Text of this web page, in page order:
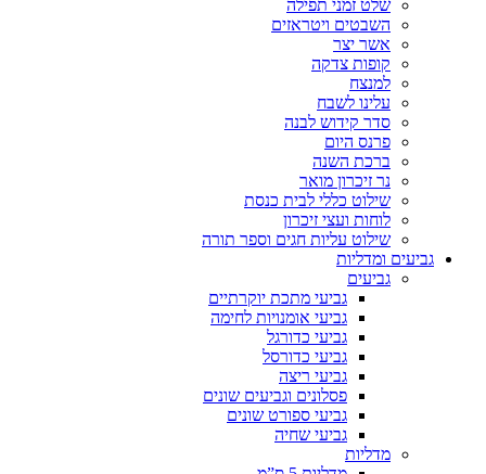
שלט זמני תפילה
השבטים ויטראזים
אשר יצר
קופות צדקה
למנצח
עלינו לשבח
סדר קידוש לבנה
פרנס היום
ברכת השנה
נר זיכרון מואר
שילוט כללי לבית כנסת
לוחות ועצי זיכרון
שילוט עליות חגים וספר תורה
גביעים ומדליות
גביעים
גביעי מתכת יוקרתיים
גביעי אומנויות לחימה
גביעי כדורגל
גביעי כדורסל
גביעי ריצה
פסלונים וגביעים שונים
גביעי ספורט שונים
גביעי שחיה
מדליות